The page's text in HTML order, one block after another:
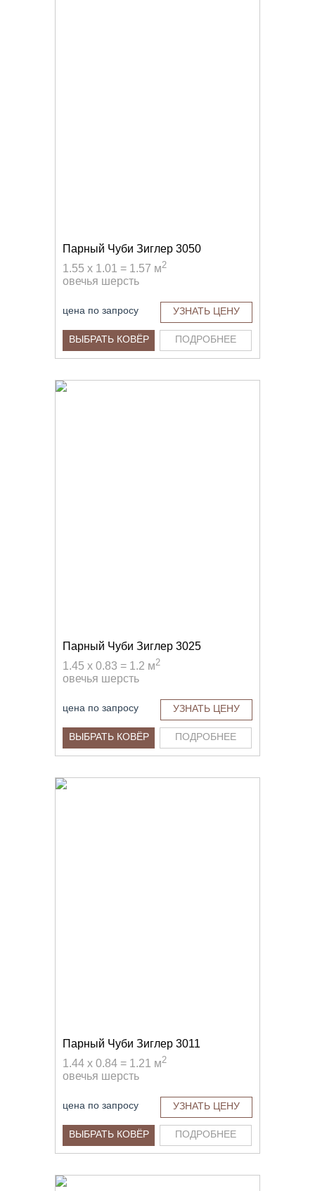
Парный Чуби Зиглер 3050
1.55 x 1.01 = 1.57 м2
овечья шерсть
цена по запросу УЗНАТЬ ЦЕНУ
ВЫБРАТЬ КОВЁР ПОДРОБНЕЕ
Парный Чуби Зиглер 3025
1.45 x 0.83 = 1.2 м2
овечья шерсть
цена по запросу УЗНАТЬ ЦЕНУ
ВЫБРАТЬ КОВЁР ПОДРОБНЕЕ
Парный Чуби Зиглер 3011
1.44 x 0.84 = 1.21 м2
овечья шерсть
цена по запросу УЗНАТЬ ЦЕНУ
ВЫБРАТЬ КОВЁР ПОДРОБНЕЕ